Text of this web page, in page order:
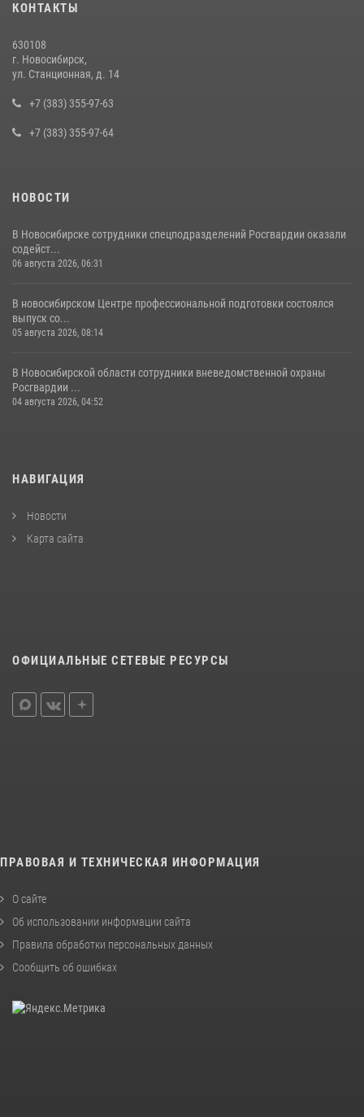
Росгвардии задержан подозреваемый в грабеже
За серию краж экипажем вневедомственной охраны Росгвардии
10 июля 2026, 04:33
КОНТАКТЫ
630108
г. Новосибирск,
ул. Станционная, д. 14
+7 (383) 355-97-63
+7 (383) 355-97-64
НОВОСТИ
В Новосибирске сотрудники спецподразделений Росгвардии оказали
содейст...
06 августа 2026, 06:31
В новосибирском Центре профессиональной подготовки состоялся
выпуск со...
05 августа 2026, 08:14
В Новосибирской области сотрудники вневедомственной охраны
Росгвардии ...
04 августа 2026, 04:52
НАВИГАЦИЯ
Новости
Карта сайта
ОФИЦИАЛЬНЫЕ СЕТЕВЫЕ РЕСУРСЫ
ПРАВОВАЯ И ТЕХНИЧЕСКАЯ ИНФОРМАЦИЯ
О сайте
Об использовании информации сайта
Правила обработки персональных данных
Сообщить об ошибках